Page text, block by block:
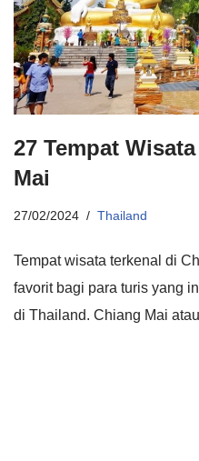
27 Tempat
Mai
27/02/2024 Thailand
Tempat wisata terkenal di
favorit bagi para turis yang
di Thailand. Chiang Mai